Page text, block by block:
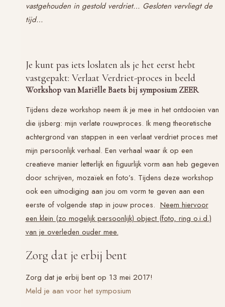
vastgehouden in gestold verdriet… Gesloten vervliegt de
tijd…
Je kunt pas iets loslaten als je het eerst hebt
vastgepakt: Verlaat Verdriet-proces in beeld
Workshop van Mariëlle Baets bij symposium ZEER
Tijdens deze workshop neem ik je mee in het ontdooien van
die ijsberg: mijn verlate rouwproces. Ik meng theoretische
achtergrond van stappen in een verlaat verdriet proces met
mijn persoonlijk verhaal. Een verhaal waar ik op een
creatieve manier letterlijk en figuurlijk vorm aan heb gegeven
door schrijven, mozaïek en foto’s. Tijdens deze workshop
ook een uitnodiging aan jou om vorm te geven aan een
eerste of volgende stap in jouw proces. Neem hiervoor
een klein (zo mogelijk persoonlijk) object (foto, ring o.i.d.)
van je overleden ouder mee.
Zorg dat je erbij bent
Zorg dat je erbij bent op 13 mei 2017!
Meld je aan voor het symposium